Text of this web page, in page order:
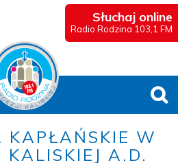
Słuchaj online
Radio Rodzina 103,1 FM
KAPŁAŃSKIE W
KALISKIEJ A.D.